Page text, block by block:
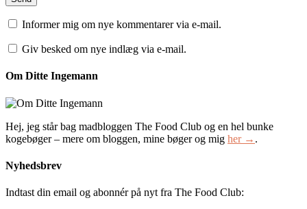
Informer mig om nye kommentarer via e-mail.
Giv besked om nye indlæg via e-mail.
Om Ditte Ingemann
Hej, jeg står bag madbloggen The Food Club og en hel bunke
kogebøger – mere om bloggen, mine bøger og mig her → .
Nyhedsbrev
Indtast din email og abonnér på nyt fra The Food Club: